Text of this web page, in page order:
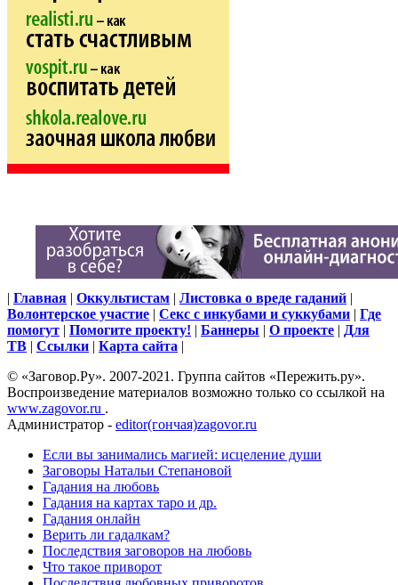
| Главная | Оккультистам | Листовка о вреде гаданий |
Волонтерское участие | Секс с инкубами и суккубами | Где
помогут | Помогите проекту! | Баннеры | О проекте | Для
ТВ | Ссылки | Карта сайта |
© «Заговор.Ру». 2007-2021. Группа сайтов «Пережить.ру».
Воспроизведение материалов возможно только со ссылкой на
www.zagovor.ru .
Администратор - editor(гончая)zagovor.ru
Если вы занимались магией: исцеление души
Заговоры Натальи Степановой
Гадания на любовь
Гадания на картах таро и др.
Гадания онлайн
Верить ли гадалкам?
Последствия заговоров на любовь
Что такое приворот